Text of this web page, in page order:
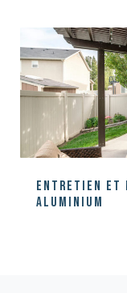
Entretien et
aluminium